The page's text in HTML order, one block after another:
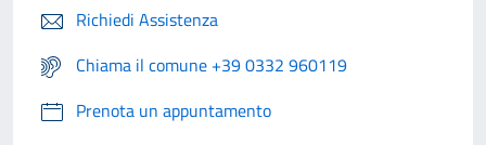
Richiedi Assistenza
Chiama il comune +39 0332 960119
Prenota un appuntamento